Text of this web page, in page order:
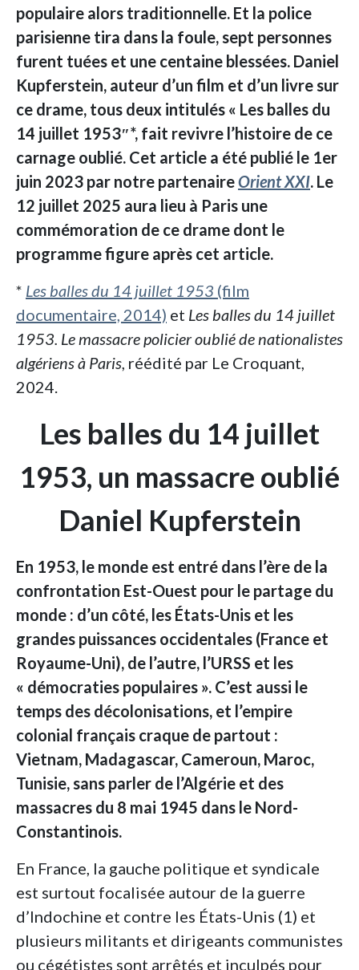
populaire alors traditionnelle. Et la police
parisienne tira dans la foule, sept personnes
furent tuées et une centaine blessées. Daniel
Kupferstein, auteur d’un film et d’un livre sur
ce drame, tous deux intitulés « Les balles du
14 juillet 1953″*, fait revivre l’histoire de ce
carnage oublié. Cet article a été publié le 1er
juin 2023 par notre partenaireOrient XXI. Le
12 juillet 2025 aura lieu à Paris une
commémoration de ce drame dont le
programme figure après cet article.
* Les balles du 14 juillet 1953 (film
documentaire, 2014) et Les balles du 14 juillet
1953. Le massacre policier oublié de nationalistes
algériens à Paris, réédité par Le Croquant,
2024.
Les balles du 14 juillet
1953, un massacre oublié
Daniel Kupferstein
En 1953, le monde est entré dans l’ère de la
confrontation Est-Ouest pour le partage du
monde : d’un côté, les États-Unis et les
grandes puissances occidentales (France et
Royaume-Uni), de l’autre, l’URSS et les
« démocraties populaires ». C’est aussi le
temps des décolonisations, et l’empire
colonial français craque de partout :
Vietnam, Madagascar, Cameroun, Maroc,
Tunisie, sans parler de l’Algérie et des
massacres du 8 mai 1945 dans le Nord-
Constantinois.
En France, la gauche politique et syndicale
est surtout focalisée autour de la guerre
d’Indochine et contre les États-Unis (1) et
plusieurs militants et dirigeants communistes
ou cégétistes sont arrêtés et inculpés pour